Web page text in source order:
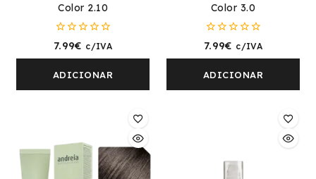
Color 2.10
0
fora
5
7.99€ c/IVA
ADICIONAR
Color 3.0
0
fora
5
7.99€ c/IVA
ADICIONAR